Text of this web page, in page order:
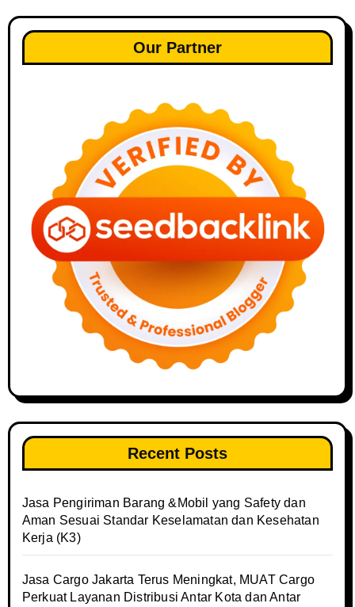
Our Partner
Recent Posts
Jasa Pengiriman Barang &Mobil yang Safety dan
Aman Sesuai Standar Keselamatan dan Kesehatan
Kerja (K3)
Jasa Cargo Jakarta Terus Meningkat, MUAT Cargo
Perkuat Layanan Distribusi Antar Kota dan Antar